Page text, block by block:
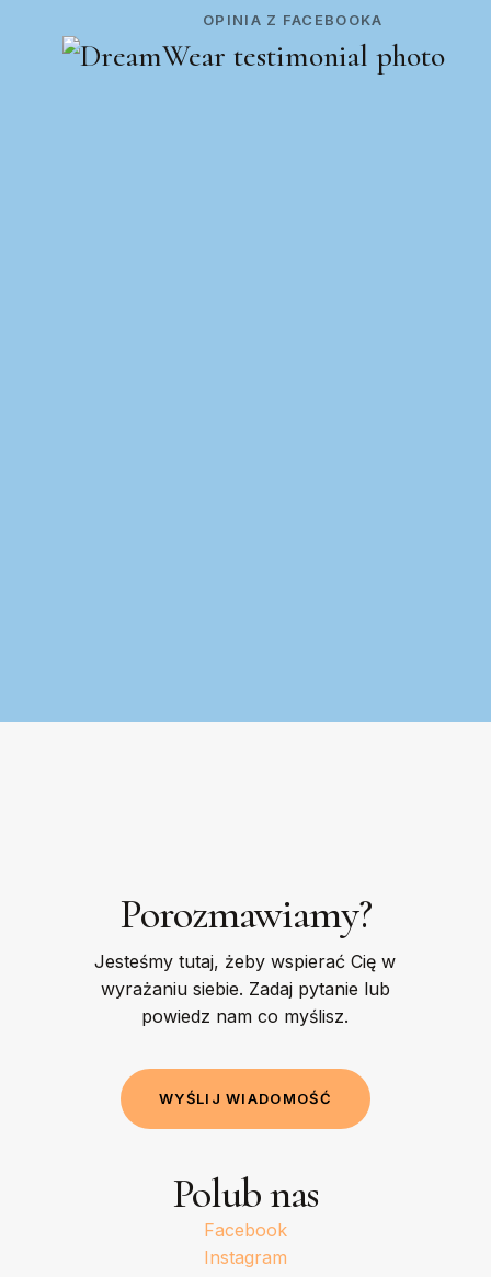
OPINIA Z FACEBOOKA
Porozmawiamy?
Jesteśmy tutaj, żeby wspierać Cię w
wyrażaniu siebie. Zadaj pytanie lub
powiedz nam co myślisz.
WYŚLI J WIADOMOŚĆ
Polub nas
Facebook
Instagram